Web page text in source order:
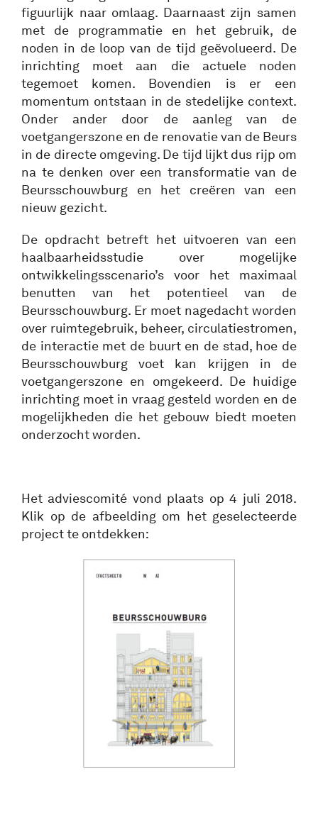
figuurlijk naar omlaag. Daarnaast zijn samen
met de programmatie en het gebruik, de
noden in de loop van de tijd geëvolueerd. De
inrichting moet aan die actuele noden
tegemoet komen. Bovendien is er een
momentum ontstaan in de stedelijke context.
Onder ander door de aanleg van de
voetgangerszone en de renovatie van de Beurs
in de directe omgeving. De tijd lijkt dus rijp om
na te denken over een transformatie van de
Beursschouwburg en het creëren van een
nieuw gezicht.
De opdracht betreft het uitvoeren van een
haalbaarheidsstudie over mogelijke
ontwikkelingsscenario’s voor het maximaal
benutten van het potentieel van de
Beursschouwburg. Er moet nagedacht worden
over ruimtegebruik, beheer, circulatiestromen,
de interactie met de buurt en de stad, hoe de
Beursschouwburg voet kan krijgen in de
voetgangerszone en omgekeerd. De huidige
inrichting moet in vraag gesteld worden en de
mogelijkheden die het gebouw biedt moeten
onderzocht worden.
Het adviescomité vond plaats op 4 juli 2018.
Klik op de afbeelding om het geselecteerde
project te ontdekken: